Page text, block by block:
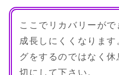
ここでリカバリーが
成長しにくくなりま
グをするのではなく
切にして下さい。